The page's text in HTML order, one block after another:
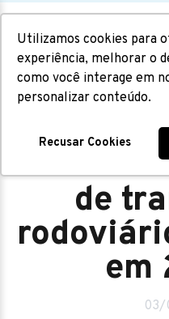
Utilizamos cookies para
experiência, melhorar o
como você interage em
personalizar conteúdo.
Recusar Cookies
de
em
03/